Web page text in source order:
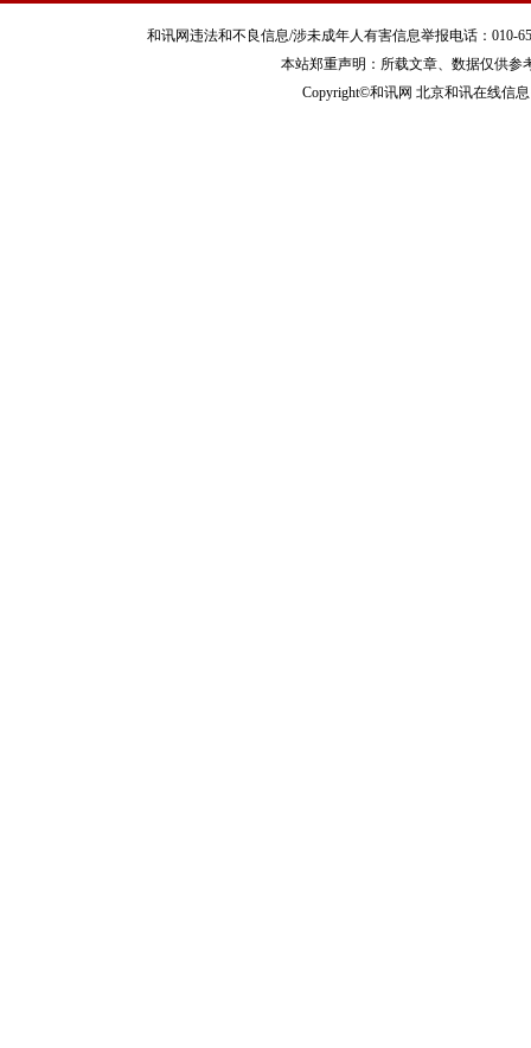
和讯网违法和不良信息/涉未成年人有害信息举报电话：010-
本站郑重声明：所载文章、数据仅供参
Copyright©和讯网 北京和讯在线信